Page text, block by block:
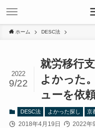
ホーム DESC法
就労移行
よかった
ューを依
2022
9/22
DESC法 よかった探し 京
2018年4月19日 2022年